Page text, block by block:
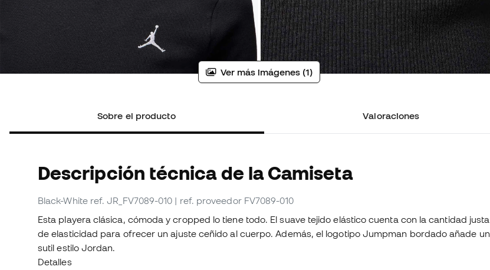
Ver más imágenes (1)
Sobre el producto Valoraciones
Descripción técnica de la Camiseta
Black-White ref. JR_FV7089-010 | ref. proveedor FV7089-010
Esta playera clásica, cómoda y cropped lo tiene todo. El suave tejido elástico cuenta con la cantidad justa
de elasticidad para ofrecer un ajuste ceñido al cuerpo. Además, el logotipo Jumpman bordado añade un
sutil estilo Jordan.
Detalles